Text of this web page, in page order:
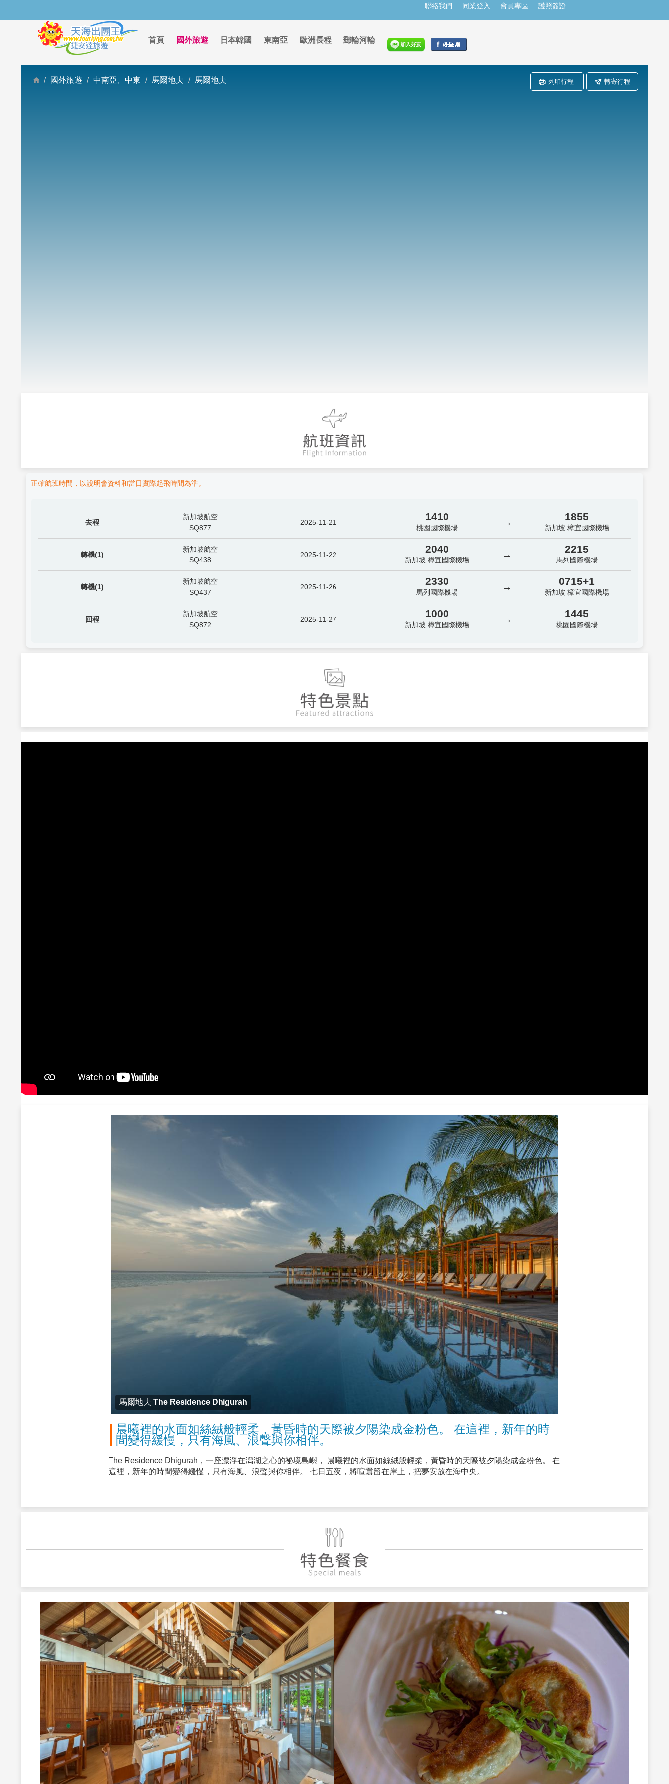
聯絡我們 同業登入 會員專區 護照簽證
首頁 國外旅遊 日本韓國 東南亞 歐洲長程 郵輪河輪
國外旅遊 中南亞、中東 馬爾地夫 馬爾地夫 列印行程 轉寄行程
正確航班時間，以說明會資料和當日實際起飛時間為準。
去程
新加坡航空
SQ877
2025-11-21 1410
桃園國際機場 → 1855
新加坡 樟宜國際機場
轉機(1)
新加坡航空
SQ438
2025-11-22 2040
新加坡 樟宜國際機場 → 2215
馬列國際機場
轉機(1)
新加坡航空
SQ437
2025-11-26 2330
馬列國際機場 → 0715+1
新加坡 樟宜國際機場
回程
新加坡航空
SQ872
2025-11-27 1000
新加坡 樟宜國際機場 → 1445
桃園國際機場
馬爾地夫 The Residence Dhigurah
晨曦裡的水面如絲絨般輕柔，黃昏時的天際被夕陽染成金粉色。 在這裡，新年的時
間變得緩慢，只有海風、浪聲與你相伴。
The Residence Dhigurah，一座漂浮在潟湖之心的祕境島嶼， 晨曦裡的水面如絲絨般輕柔，黃昏時的天際被夕陽染成金粉色。 在
這裡，新年的時間變得緩慢，只有海風、浪聲與你相伴。 七日五夜，將喧囂留在岸上，把夢安放在海中央。